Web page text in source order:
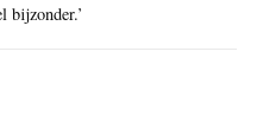
bijzonder.’